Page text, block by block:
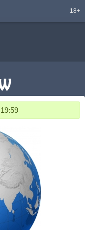
18+